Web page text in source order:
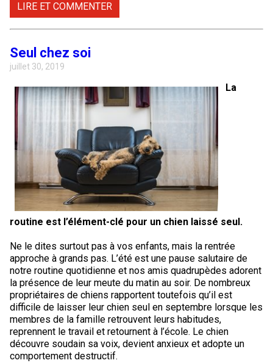
LIRE ET COMMENTER
Seul chez soi
juillet 30, 2019
La
routine est l’élément-clé pour un chien laissé seul.
Ne le dites surtout pas à vos enfants, mais la rentrée
approche à grands pas. L’été est une pause salutaire de
notre routine quotidienne et nos amis quadrupèdes adorent
la présence de leur meute du matin au soir. De nombreux
propriétaires de chiens rapportent toutefois qu’il est
difficile de laisser leur chien seul en septembre lorsque les
membres de la famille retrouvent leurs habitudes,
reprennent le travail et retournent à l’école. Le chien
découvre soudain sa voix, devient anxieux et adopte un
comportement destructif.